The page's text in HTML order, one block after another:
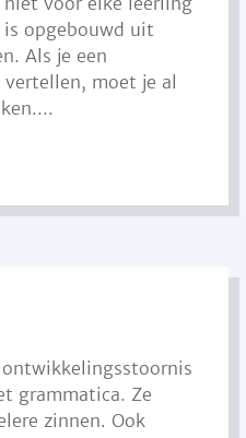
is opgebouwd uit
Als je een
moet je al
grammatica. Ze
zinnen. Ook